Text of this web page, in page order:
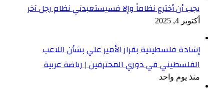
يجب أن أخترع نظاماً وإلا فسيستعبدني نظام رجل آخر
أكتوبر 4, 2025
إشادة فلسطينية بقرار الأمير علي بشأن اللاعب
الفلسطيني في دوري المحترفين | رياضة عربية
منذ يوم واحد